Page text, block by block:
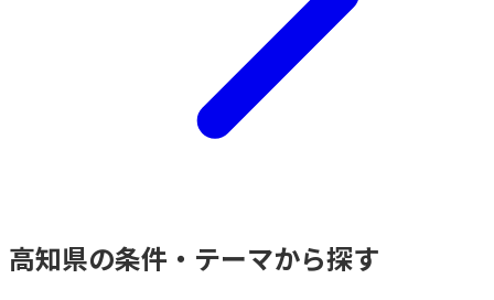
高知県の条件・テーマから探す